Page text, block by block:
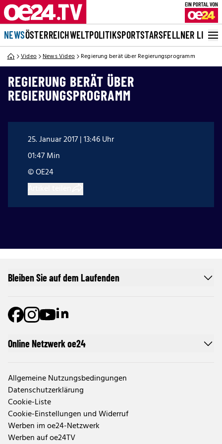
NEWSÖSTERREICHWELTPOLITIKSPORTSTARSFELLNER LIVE
Video News Video Regierung berät über Regierungsprogramm
REGIERUNG BERÄT ÜBER
REGIERUNGSPROGRAMM
25. Januar 2017 | 13:46 Uhr
01:47 Min
© OE24
Online Netzwerk oe24
Allgemeine Nutzungsbedingungen
Datenschutzerklärung
Cookie-Liste
Cookie-Einstellungen und Widerruf
Werben im oe24-Netzwerk
Werben auf oe24TV
Bleiben Sie auf dem Laufenden